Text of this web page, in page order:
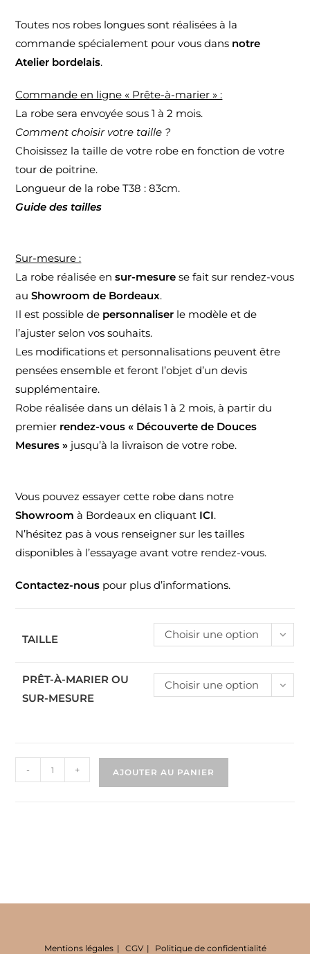
Toutes nos robes longues sont réalisées à la
commande spécialement pour vous dans notre
Atelier bordelais.
Commande en ligne « Prête-à-marier » :
La robe sera envoyée sous 1 à 2 mois.
Comment choisir votre taille ?
Choisissez la taille de votre robe en fonction de votre
tour de poitrine.
Longueur de la robe T38 : 83cm.
Guide des tailles
Sur-mesure :
La robe réalisée ensur-mesure se fait sur rendez-vous
auShowroom de Bordeaux.
Il est possible de personnaliser le modèle et de
l’ajuster selon vos souhaits.
Les modifications et personnalisations peuvent être
pensées ensemble et feront l’objet d’un devis
supplémentaire.
Robe réalisée dans un délais 1 à 2 mois, à partir du
premier rendez-vous « Découverte de Douces
Mesures » jusqu’à la livraison de votre robe.
Vous pouvez essayer cette robe dans notre
Showroom à Bordeaux en cliquant ICI.
N’hésitez pas à vous renseigner sur les tailles
disponibles à l’essayage avant votre rendez-vous.
Contactez-nous pour plus d’informations.
TAILLE Choisir une option
PRÊT-À-MARIER OU
SUR-MESURE
Choisir une option
- + AJOUTER AU PANIER
Mentions légales CGV Politique de confidentialité